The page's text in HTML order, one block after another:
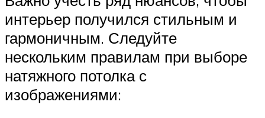
интерьер получился стильным и
гармоничным. Следуйте
нескольким правилам при выборе
натяжного потолка с
изображениями: